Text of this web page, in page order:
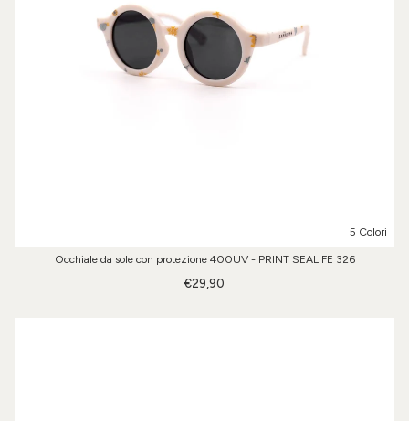
5 Colori
Occhiale da sole con protezione 400UV - PRINT SEALIFE 326
€29,90